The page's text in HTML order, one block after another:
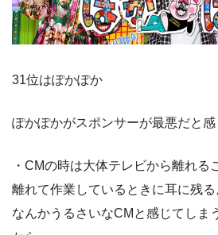
31位はぽかぽか
ぽかぽかがスポンサーが最悪だと感
・CMの時は大体テレビから離れる
離れて作業しているときに耳に残
なんかうるさいなCMと感じてしま